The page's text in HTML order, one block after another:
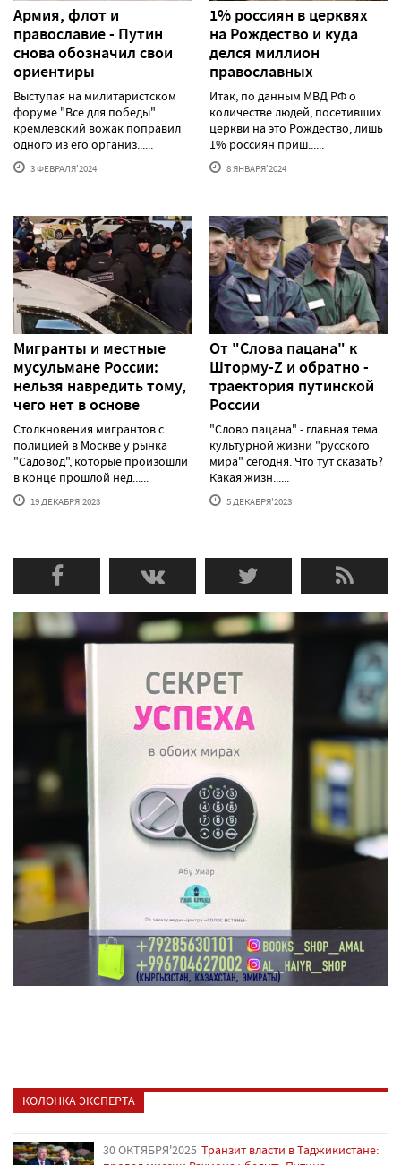
Армия, флот и
православие - Путин
снова обозначил свои
ориентиры
Выступая на милитаристском
форуме "Все для победы"
кремлевский вожак поправил
одного из его организ......
3 ФЕВРАЛЯ'2024
1% россиян в церквях
на Рождество и куда
делся миллион
православных
Итак, по данным МВД РФ о
количестве людей, посетивших
церкви на это Рождество, лишь
1% россиян приш......
8 ЯНВАРЯ'2024
Мигранты и местные
мусульмане России:
нельзя навредить тому,
чего нет в основе
Столкновения мигрантов с
полицией в Москве у рынка
"Садовод", которые произошли
в конце прошлой нед......
19 ДЕКАБРЯ'2023
От "Слова пацана" к
Шторму-Z и обратно -
траектория путинской
России
"Слово пацана" - главная тема
культурной жизни "русского
мира" сегодня. Что тут сказать?
Какая жизн......
5 ДЕКАБРЯ'2023
КОЛОНКА ЭКСПЕРТА
30 ОКТЯБРЯ'2025 Транзит власти в Таджикистане: